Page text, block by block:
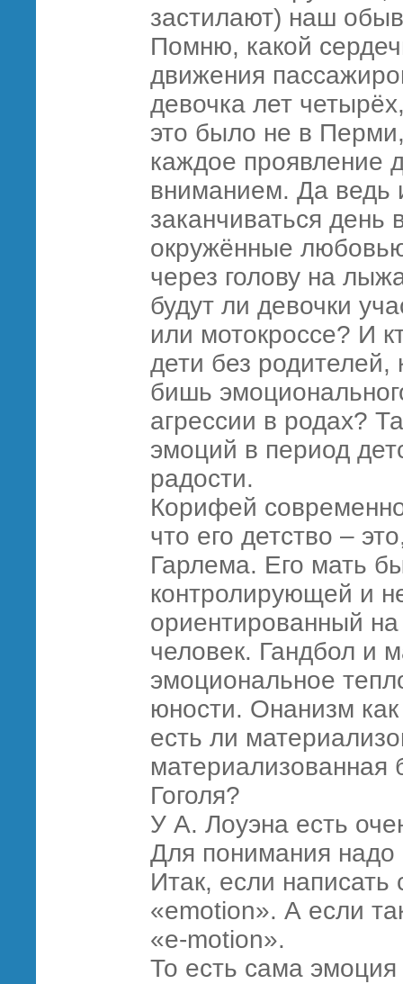
застилают) наш
Помню, какой
движения
девочка лет
это было не в
каждое проявление
вниманием. Да ведь
заканчиваться
окружённые
через голову на
будут ли девочки
или мотокроссе? И
дети без родителей,
бишь
агрессии в родах?
эмоций в период
радости.
Корифей
что его детство –
Гарлема. Его мать
контролирующей и
ориентированный
человек. Гандбол и
эмоциональное
юности. Онанизм
есть ли
материализованная
Гоголя?
У А. Лоуэна есть
Для понимания надо
Итак, если написать
«emotion». А если
«e-motion».
То есть сама